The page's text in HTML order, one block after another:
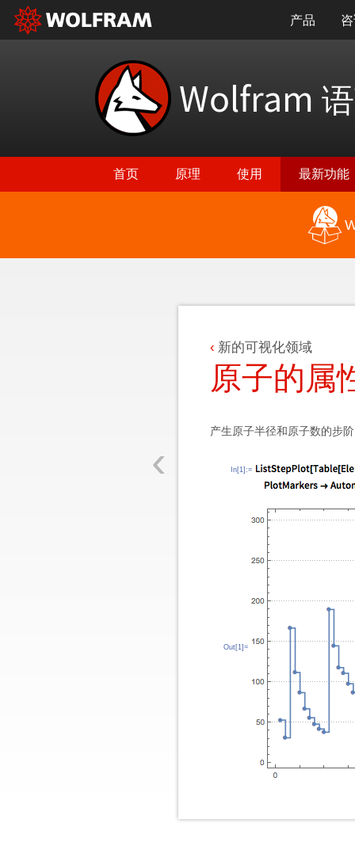
产品
Wolfram
首页 原理 使用 最新功能
‹
新的可视化领域
原子的属
产生原子半径和原子数的步
In[1]:=
Out[1]=